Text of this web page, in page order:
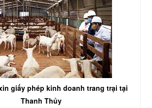
giấy phép kinh doanh trang trại tại
Thanh Thủy